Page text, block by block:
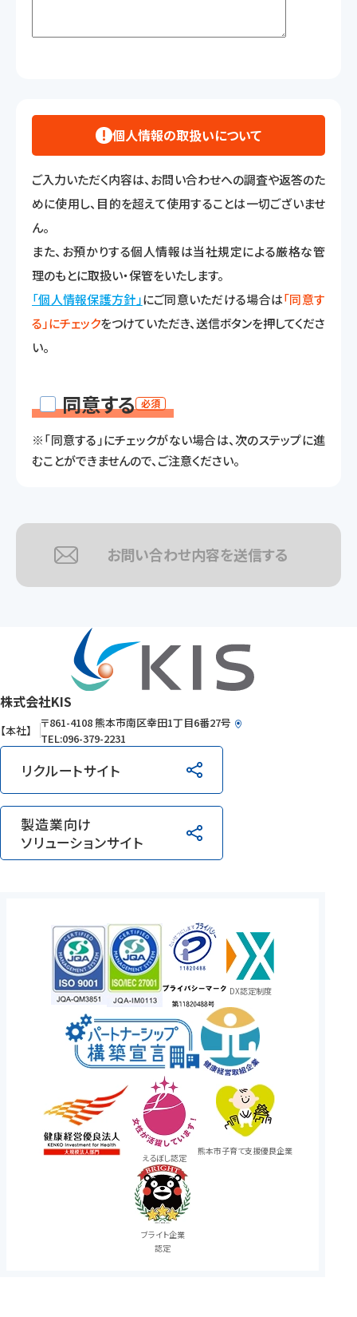
個人情報の取扱いについて
ご入力いただく内容は、お問い合わせへの調査や返答のた
めに使用し、目的を超えて使用することは一切ございませ
ん。
また、お預かりする個人情報は当社規定による厳格な管
理のもとに取扱い・保管をいたします。
「個人情報保護方針」にご同意いただける場合は「同意す
る」にチェックをつけていただき、送信ボタンを押してくださ
い。
同意する 必須
※「同意する」にチェックがない場合は、次のステップに進
むことができませんので、ご注意ください。
株式会社KIS
【本社】
〒861-4108熊本市南区幸田1丁目6番27号
TEL:096-379-2231
リクルートサイト
製造業向け
ソリューションサイト
DX認定制度
えるぼし認定
熊本市子育て支援優良企業
ブライト企業
認定